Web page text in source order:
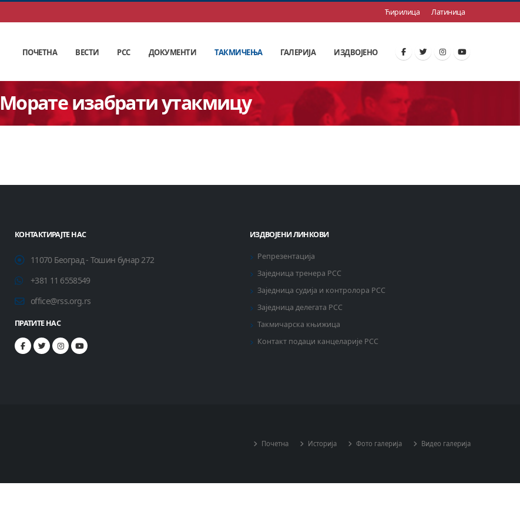
Ћирилица Латиница
ПОЧЕТНА ВЕСТИ РСС ДОКУМЕНТИ ТАКМИЧЕЊА ГАЛЕРИЈА ИЗДВОЈЕНО
Морате изабрати утакмицу
КОНТАКТИРАЈТЕ НАС
11070 Београд - Тошин бунар 272
+381 11 6558549
office@rss.org.rs
ПРАТИТЕ НАС
ИЗДВОЈЕНИ ЛИНКОВИ
Репрезентација
Заједница тренера РСС
Заједница судија и контролора РСС
Заједница делегата РСС
Такмичарска књижица
Контакт подаци канцеларије РСС
Почетна Историја Фото галерија Видео галерија